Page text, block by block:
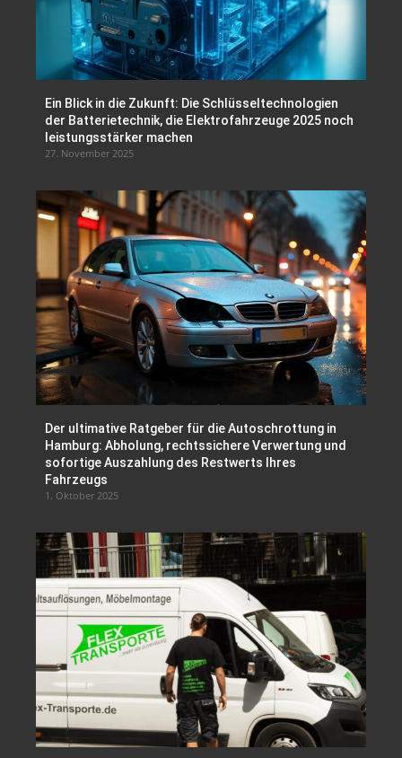
Ein Blick in die Zukunft: Die Schlüsseltechnologien
der Batterietechnik, die Elektrofahrzeuge 2025 noch
leistungsstärker machen
27. November 2025
Der ultimative Ratgeber für die Autoschrottung in
Hamburg: Abholung, rechtssichere Verwertung und
sofortige Auszahlung des Restwerts Ihres
Fahrzeugs
1. Oktober 2025